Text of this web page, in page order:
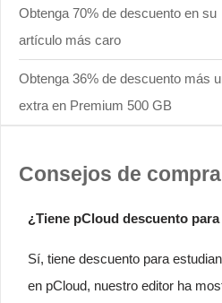
Obtenga 70% de descuento en su
artículo más caro
Obtenga 36% de descuento más
extra en Premium 500 GB
Consejos de
¿Tiene pCloud descuento
Sí, tiene descuento para
en pCloud, nuestro editor ha